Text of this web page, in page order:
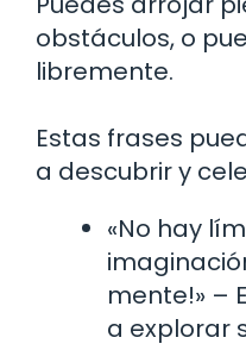
obstáculos, o
libremente.
Estas frases
a descubrir y
«No hay
mente!» –
a explorar